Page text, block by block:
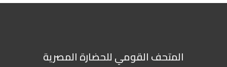
المتحف القومي للحضارة المصرية